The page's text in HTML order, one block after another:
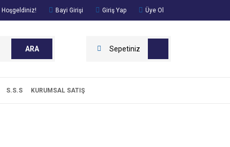
Hoşgeldiniz! Bayi Girişi Giriş Yap Üye Ol
ARA Sepetiniz
S.S.S KURUMSAL SATIŞ